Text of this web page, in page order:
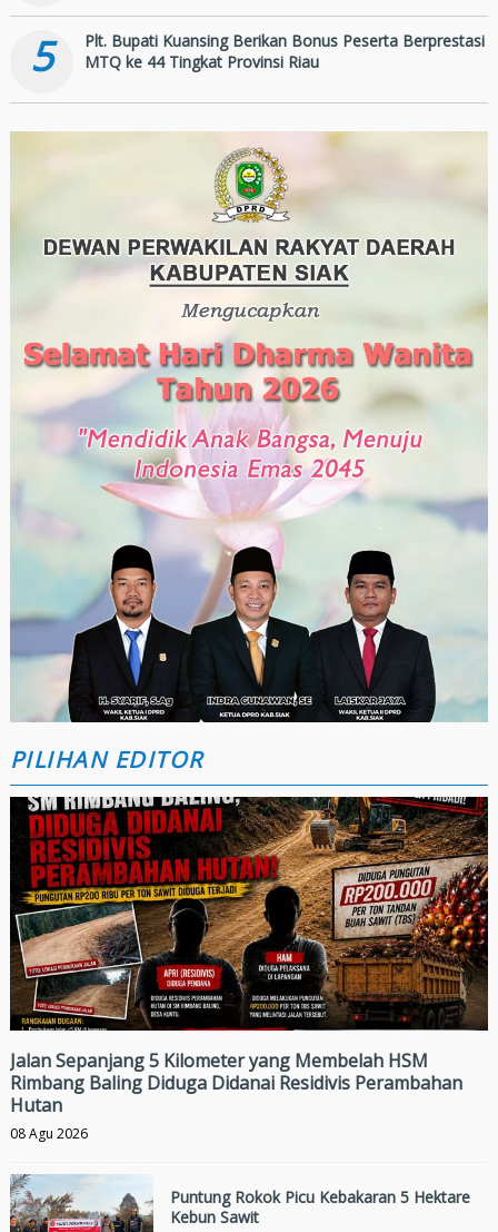
5
Plt. Bupati Kuansing Berikan Bonus Peserta Berprestasi
MTQ ke 44 Tingkat Provinsi Riau
PILIHAN EDITOR
Jalan Sepanjang 5 Kilometer yang Membelah HSM
Rimbang Baling Diduga Didanai Residivis Perambahan
Hutan
08 Agu 2026
Puntung Rokok Picu Kebakaran 5 Hektare
Kebun Sawit